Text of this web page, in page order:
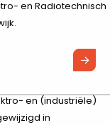
en Radiotechnisch
en (industriële)
in